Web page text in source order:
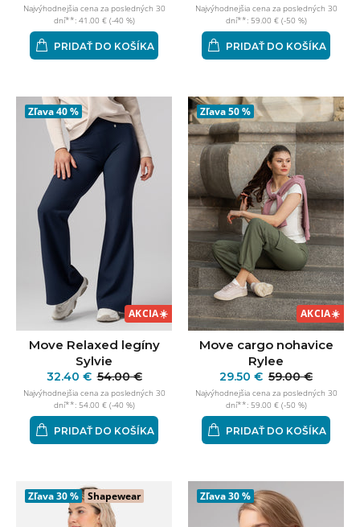
Najvýhodnejšia cena za posledných 30
dní**: 41.00 € (-40 %)
PRIDAŤ DO KOŠÍKA
Najvýhodnejšia cena za posledných 30
dní**: 59.00 € (-50 %)
PRIDAŤ DO KOŠÍKA
Zľava40 %
AKCIA☀️
Move Relaxed legíny
Sylvie
32.40 € 54.00 €
Najvýhodnejšia cena za posledných 30
dní**: 54.00 € (-40 %)
PRIDAŤ DO KOŠÍKA
Zľava50 %
AKCIA☀️
Move cargo nohavice
Rylee
29.50 € 59.00 €
Najvýhodnejšia cena za posledných 30
dní**: 59.00 € (-50 %)
PRIDAŤ DO KOŠÍKA
Zľava30 % Shapewear Zľava30 %